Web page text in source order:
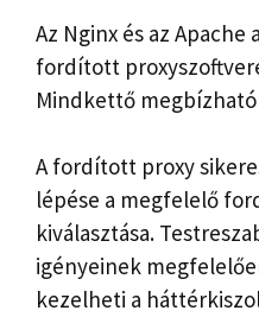
Az Nginx és az
fordított
Mindkettő
A fordított proxy
lépése a megfelelő
kiválasztása.
igényeinek
kezelheti a